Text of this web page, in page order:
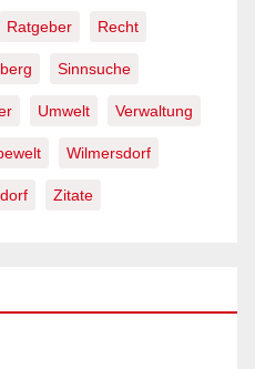
Ratgeber Recht
Sinnsuche
Umwelt Verwaltung
Wilmersdorf
Zitate